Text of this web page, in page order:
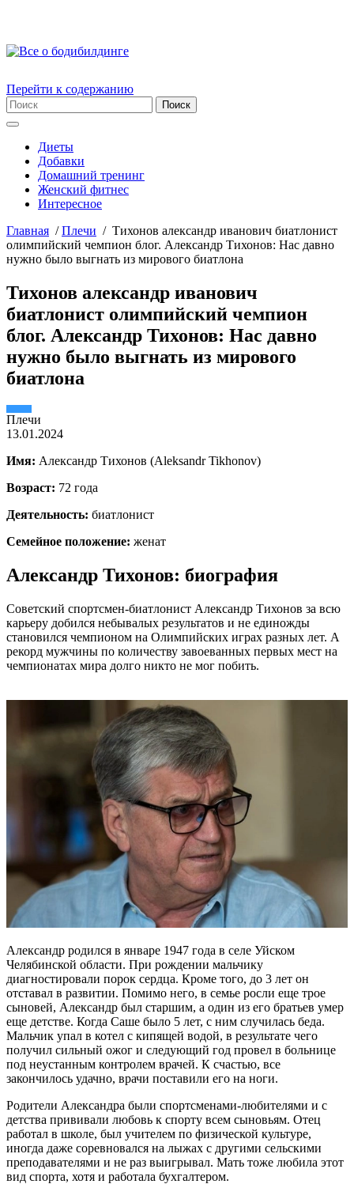
Перейти к содержанию
Диеты
Добавки
Домашний тренинг
Женский фитнес
Интересное
Главная /Плечи / Тихонов александр иванович биатлонист
олимпийский чемпион блог. Александр Тихонов: Нас давно
нужно было выгнать из мирового биатлона
Тихонов александр иванович
биатлонист олимпийский чемпион
блог. Александр Тихонов: Нас давно
нужно было выгнать из мирового
биатлона
Плечи
13.01.2024
Имя: Александр Тихонов (Aleksandr Tikhonov)
Возраст: 72 года
Деятельность: биатлонист
Семейное положение: женат
Александр Тихонов: биография
Советский спортсмен-биатлонист Александр Тихонов за всю
карьеру добился небывалых результатов и не единожды
становился чемпионом на Олимпийских играх разных лет. А
рекорд мужчины по количеству завоеванных первых мест на
чемпионатах мира долго никто не мог побить.
Александр родился в январе 1947 года в селе Уйском
Челябинской области. При рождении мальчику
диагностировали порок сердца. Кроме того, до 3 лет он
отставал в развитии. Помимо него, в семье росли еще трое
сыновей, Александр был старшим, а один из его братьев умер
еще детстве. Когда Саше было 5 лет, с ним случилась беда.
Мальчик упал в котел с кипящей водой, в результате чего
получил сильный ожог и следующий год провел в больнице
под неустанным контролем врачей. К счастью, все
закончилось удачно, врачи поставили его на ноги.
Родители Александра были спортсменами-любителями и с
детства прививали любовь к спорту всем сыновьям. Отец
работал в школе, был учителем по физической культуре,
иногда даже соревновался на лыжах с другими сельскими
преподавателями и не раз выигрывал. Мать тоже любила этот
вид спорта, хотя и работала бухгалтером.